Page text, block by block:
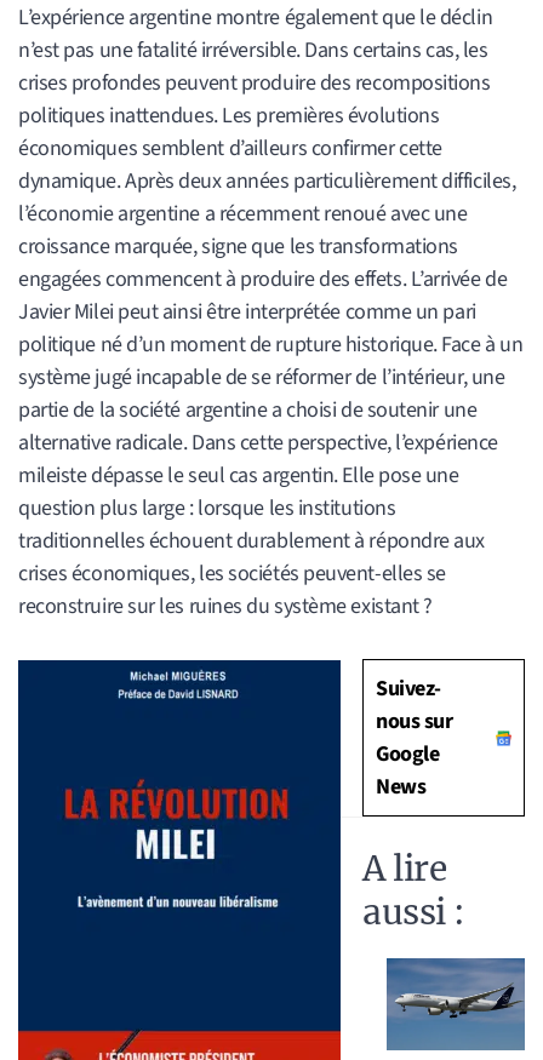
L’expérience argentine montre également que le déclin
n’est pas une fatalité irréversible. Dans certains cas, les
crises profondes peuvent produire des recompositions
politiques inattendues. Les premières évolutions
économiques semblent d’ailleurs confirmer cette
dynamique. Après deux années particulièrement difficiles,
l’économie argentine a récemment renoué avec une
croissance marquée, signe que les transformations
engagées commencent à produire des effets. L’arrivée de
Javier Milei peut ainsi être interprétée comme un pari
politique né d’un moment de rupture historique. Face à un
système jugé incapable de se réformer de l’intérieur, une
partie de la société argentine a choisi de soutenir une
alternative radicale. Dans cette perspective, l’expérience
mileiste dépasse le seul cas argentin. Elle pose une
question plus large : lorsque les institutions
traditionnelles échouent durablement à répondre aux
crises économiques, les sociétés peuvent-elles se
reconstruire sur les ruines du système existant ?
Suivez-
nous sur
Google
News
A lire
aussi :